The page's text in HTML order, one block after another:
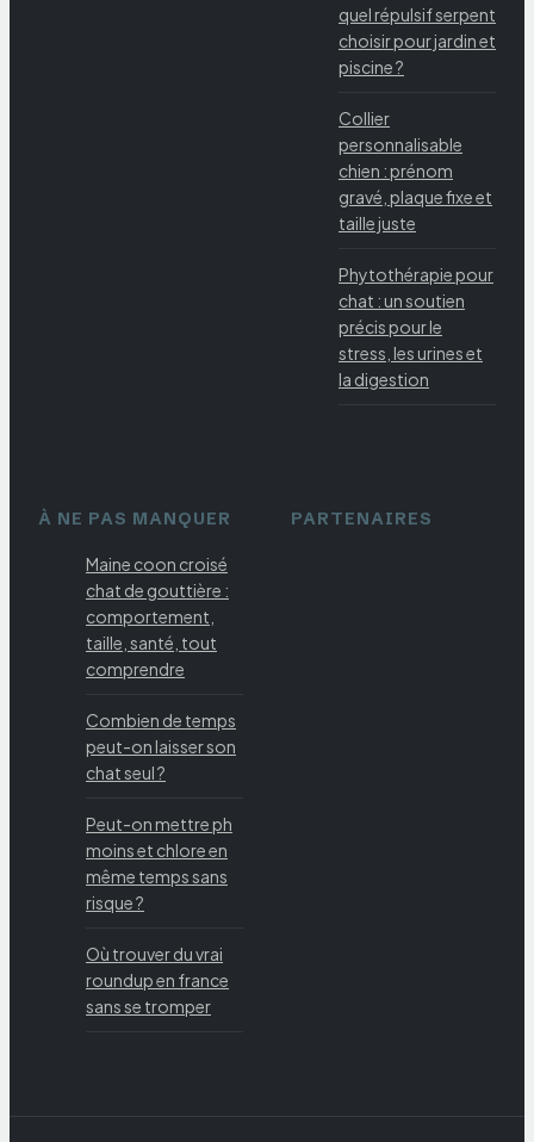
quel répulsif serpent
choisir pour jardin et
piscine ?
Collier
personnalisable
chien : prénom
gravé, plaque fixe et
taille juste
Phytothérapie pour
chat : un soutien
précis pour le
stress, les urines et
la digestion
À NE PAS MANQUER
Maine coon croisé
chat de gouttière :
comportement,
taille, santé, tout
comprendre
Combien de temps
peut-on laisser son
chat seul ?
Peut-on mettre ph
moins et chlore en
même temps sans
risque ?
Où trouver du vrai
roundup en france
sans se tromper
PARTENAIRES